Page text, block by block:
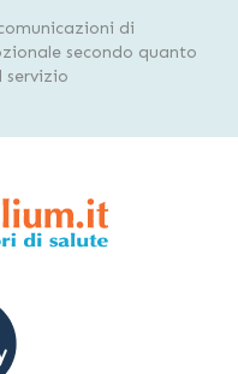
di
secondo quanto
servizio